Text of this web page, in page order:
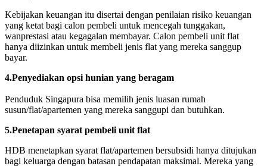
Kebijakan keuangan itu disertai dengan penilaian risiko keuangan
yang ketat bagi calon pembeli untuk mencegah tunggakan,
wanprestasi atau kegagalan membayar. Calon pembeli unit flat
hanya diizinkan untuk membeli jenis flat yang mereka sanggup
bayar.
4.Penyediakan opsi hunian yang beragam
Penduduk Singapura bisa memilih jenis luasan rumah
susun/flat/apartemen yang mereka sanggupi dan butuhkan.
5.Penetapan syarat pembeli unit flat
HDB menetapkan syarat flat/apartemen bersubsidi hanya ditujukan
bagi keluarga dengan batasan pendapatan maksimal. Mereka yang